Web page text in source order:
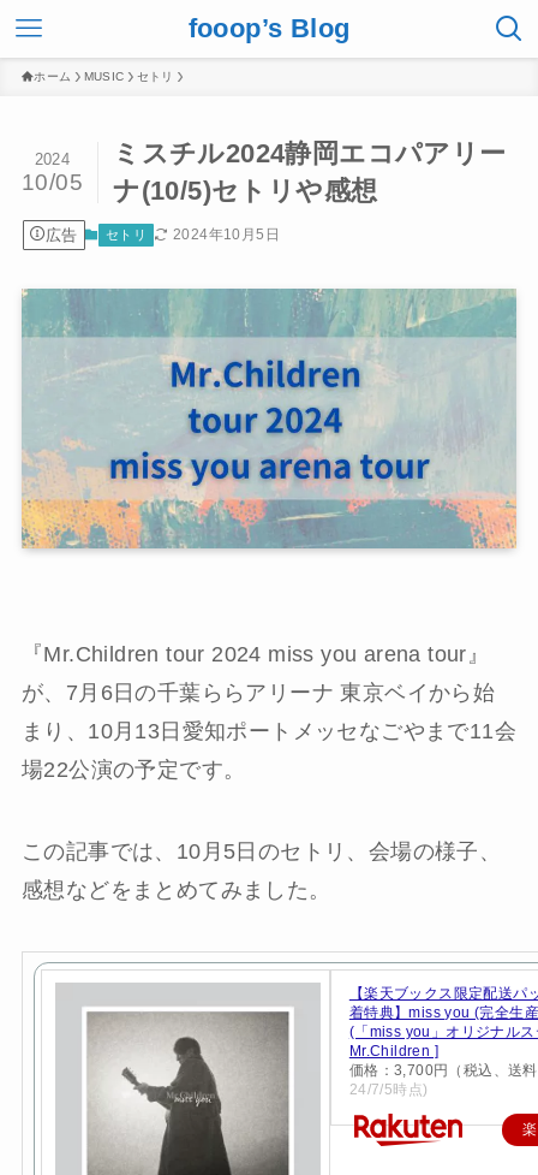
fooop’s Blog
ホーム MUSIC セトリ
ミスチル2024静岡エコパアリー
ナ(10/5)セトリや感想
2024
10/05
広告 セトリ 2024年10月5日
『Mr.Children tour 2024 miss you arena tour』
が、7月6日の千葉ららアリーナ 東京ベイから始
まり、10月13日愛知ポートメッセなごやまで11会
場22公演の予定です。
この記事では、10月5日のセトリ、会場の様子、
感想などをまとめてみました。
【楽天ブックス限定配送パ
着特典】miss you (完全生
(「miss you」オリジナル
Mr.Children ]
価格：3,700円（税込、送
24/7/5時点)